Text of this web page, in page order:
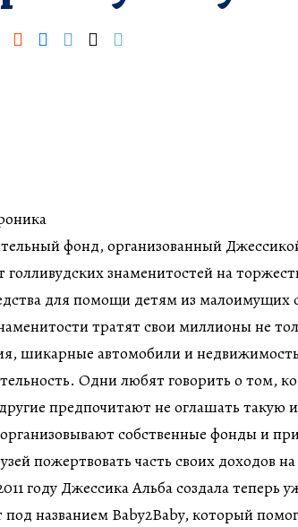
фонд, организованный
голливудских знаменитостей на
для помощи детям из малоимущих
тратят свои миллионы не
шикарные автомобили и
Одни любят говорить о том,
предпочитают не оглашать такую
собственные фонды и
пожертвовать часть своих доходов
году Джессика Альба создала теперь
названием Baby2Baby, который